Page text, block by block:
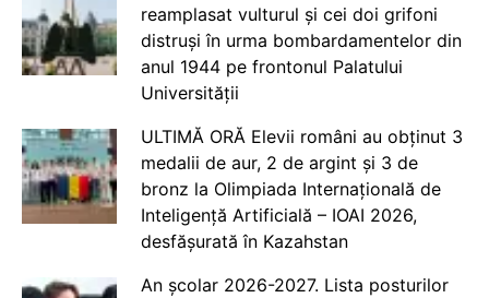
reamplasat vulturul și cei doi grifoni
distruși în urma bombardamentelor din
anul 1944 pe frontonul Palatului
Universității
ULTIMĂ ORĂ Elevii români au obținut 3
medalii de aur, 2 de argint și 3 de
bronz la Olimpiada Internațională de
Inteligență Artificială – IOAI 2026,
desfășurată în Kazahstan
An școlar 2026-2027. Lista posturilor